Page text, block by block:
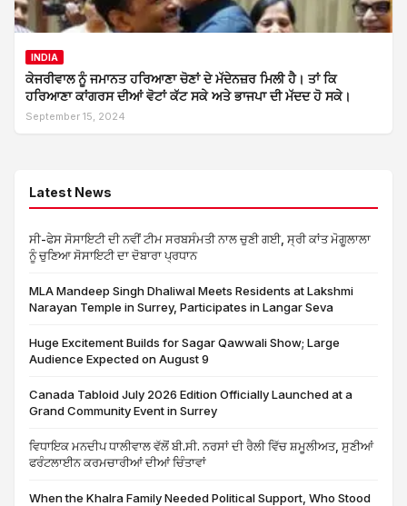
INDIA
ਕੇਜਰੀਵਾਲ ਨੂੰ ਜਮਾਨਤ ਹਰਿਆਣਾ ਚੋਣਾਂ ਦੇ ਮੱਦੇਨਜ਼ਰ ਮਿਲੀ ਹੈ। ਤਾਂ ਕਿ
ਹਰਿਆਣਾ ਕਾਂਗਰਸ ਦੀਆਂ ਵੋਟਾਂ ਕੱਟ ਸਕੇ ਅਤੇ ਭਾਜਪਾ ਦੀ ਮੱਦਦ ਹੋ ਸਕੇ।
September 15, 2024
Latest News
ਸੀ-ਫੇਸ ਸੋਸਾਇਟੀ ਦੀ ਨਵੀਂ ਟੀਮ ਸਰਬਸੰਮਤੀ ਨਾਲ ਚੁਣੀ ਗਈ, ਸ੍ਰੀ ਕਾਂਤ ਮੋਗੂਲਾਲਾ
ਨੂੰ ਚੁਣਿਆ ਸੋਸਾਇਟੀ ਦਾ ਦੋਬਾਰਾ ਪ੍ਰਧਾਨ
MLA Mandeep Singh Dhaliwal Meets Residents at Lakshmi
Narayan Temple in Surrey, Participates in Langar Seva
Huge Excitement Builds for Sagar Qawwali Show; Large
Audience Expected on August 9
Canada Tabloid July 2026 Edition Officially Launched at a
Grand Community Event in Surrey
ਵਿਧਾਇਕ ਮਨਦੀਪ ਧਾਲੀਵਾਲ ਵੱਲੋਂ ਬੀ.ਸੀ. ਨਰਸਾਂ ਦੀ ਰੈਲੀ ਵਿੱਚ ਸ਼ਮੂਲੀਅਤ, ਸੁਣੀਆਂ
ਫਰੰਟਲਾਈਨ ਕਰਮਚਾਰੀਆਂ ਦੀਆਂ ਚਿੰਤਾਵਾਂ
When the Khalra Family Needed Political Support, Who Stood